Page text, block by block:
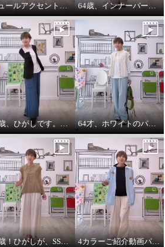
チュールアクセントパーカー64歳カジュアル大好きが推し！ 64歳、インナーパーカーは必需品です。
64歳、ひがしです。わたしの時代は、やっぱりジャケットにパーカーを出す‼️ 64才、ホワイトのパーカーインナーはスタイリングに万能です。
64歳！ひがしが、SSVのベスト最高！推し‼️コーデ 4カラーご紹介動画パーカー付きのインナーは、凄い使えます。